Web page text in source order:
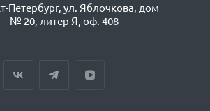
Петербург, ул. Яблочкова, дом
№ 20, литер Я, оф. 408